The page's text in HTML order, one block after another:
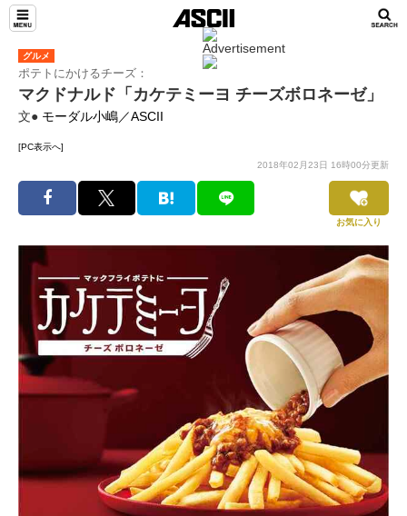
グルメ
ポテトにかけるチーズ：
マクドナルド「カケテミーヨ チーズボロネーゼ」
文● モーダル小嶋／ASCII
[PC表示へ]
2018年02月23日 16時00分更新
お気に入り